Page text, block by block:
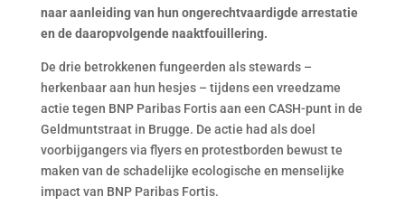
naar aanleiding van hun ongerechtvaardigde arrestatie
en de daaropvolgende naaktfouillering.
De drie betrokkenen fungeerden als stewards –
herkenbaar aan hun hesjes – tijdens een vreedzame
actie tegen BNP Paribas Fortis aan een CASH-punt in de
Geldmuntstraat in Brugge. De actie had als doel
voorbijgangers via flyers en protestborden bewust te
maken van de schadelijke ecologische en menselijke
impact van BNP Paribas Fortis.